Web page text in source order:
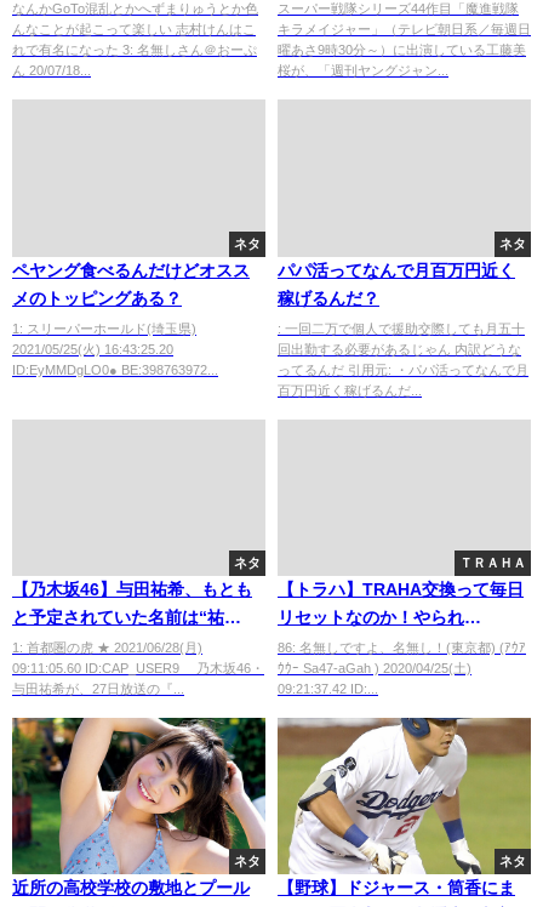
なんかGoTo混乱とかへずまりゅうとか色
んなことが起こって楽しい 志村けんはこ
れで有名になった 3: 名無しさん＠おーぷ
ん 20/07/18...
スーパー戦隊シリーズ44作目「魔進戦隊
キラメイジャー」（テレビ朝日系／毎週日
曜あさ9時30分～）に出演している工藤美
桜が、「週刊ヤングジャン...
ネタ
ペヤング食べるんだけどオスス
メのトッピングある？
1: スリーパーホールド(埼玉県)
2021/05/25(火) 16:43:25.20
ID:EyMMDgLO0● BE:398763972...
ネタ
パパ活ってなんで月百万円近く
稼げるんだ？
: 一回二万で個人で援助交際しても月五十
回出勤する必要があるじゃん 内訳どうな
ってるんだ 引用元: ・パパ活ってなんで月
百万円近く稼げるんだ...
ネタ
【乃木坂46】与田祐希、もとも
と予定されていた名前は“祐
希”ではなく“すみれ”だった！驚
きの命名秘話語る
1: 首都圏の虎 ★ 2021/06/28(月)
09:11:05.60 ID:CAP_USER9 乃木坂46・
与田祐希が、27日放送の『...
ＴＲＡＨＡ
【トラハ】TRAHA交換って毎日
リセットなのか！やられ
た・・・ぜ
86: 名無しですよ、名無し！(東京都) (ｱｳｱ
ｳｳｰ Sa47-aGah ) 2020/04/25(土)
09:21:37.42 ID:...
ネタ
近所の高校学校の敷地とプール
ネタ
【野球】ドジャース・筒香にま